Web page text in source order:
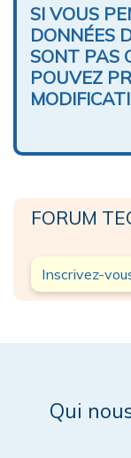
SI VOUS
DONNÉES
SONT PAS
POUVEZ
FORUM
Inscrivez-
Qui